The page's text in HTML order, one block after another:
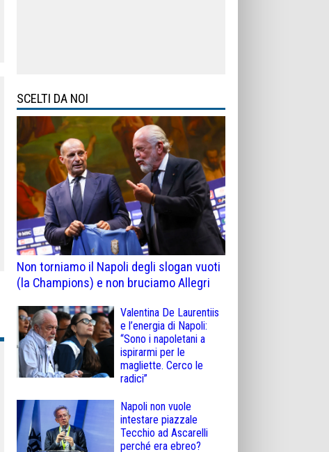
SCELTI DA NOI
Non torniamo il Napoli degli slogan vuoti
(la Champions) e non bruciamo Allegri
Valentina De Laurentiis
e l’energia di Napoli:
“Sono i napoletani a
ispirarmi per le
magliette. Cerco le
radici”
Napoli non vuole
intestare piazzale
Tecchio ad Ascarelli
perché era ebreo?